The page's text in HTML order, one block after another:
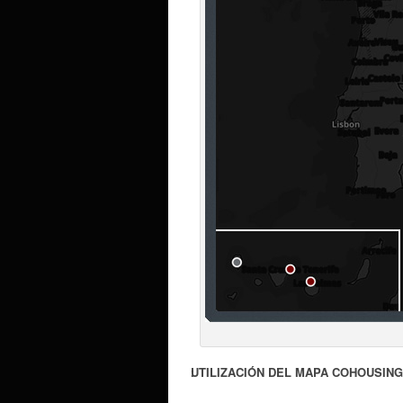
.UTILIZACIÓN DEL MAPA
.